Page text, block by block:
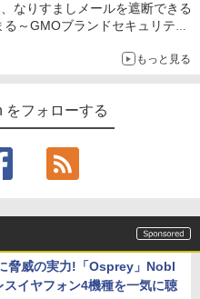
なりすましメールを遮断できる
～GMOブランドセキュリティ
もっと見る
をフォローする
脅威の実力!「Osprey」Nobl
イヤフォン4機種を一気に聴